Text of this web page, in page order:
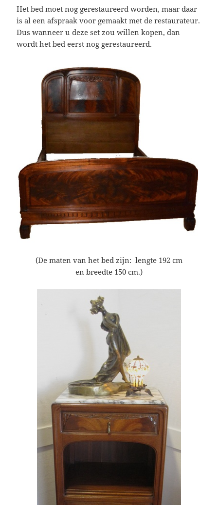
Het bed moet nog gerestaureerd worden, maar daar
is al een afspraak voor gemaakt met de restaurateur.
Dus wanneer u deze set zou willen kopen, dan
wordt het bed eerst nog gerestaureerd.
(De maten van het bed zijn: lengte 192 cm
en breedte 150 cm.)